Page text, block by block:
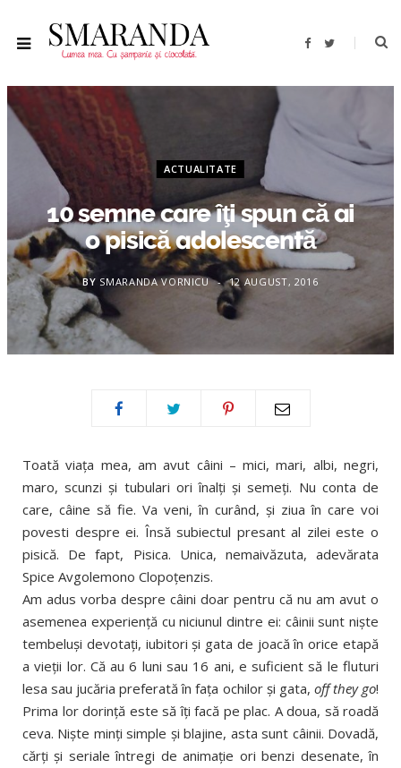
F
b
T
t
ACTUALITATE
10 semne care îţi spun că ai
o pisică adolescentă
BY SMARANDA VORNICU 12 AUGUST, 2016
Toată viaţa mea, am avut câini – mici, mari, albi, negri,
maro, scunzi şi tubulari ori înalţi şi semeţi. Nu conta de
care, câine să fie. Va veni, în curând, şi ziua în care voi
povesti despre ei. Însă subiectul presant al zilei este o
pisică. De fapt, Pisica. Unica, nemaivăzuta, adevărata
Spice Avgolemono Clopoţenzis.
Am adus vorba despre câini doar pentru că nu am avut o
asemenea experienţă cu niciunul dintre ei: câinii sunt nişte
tembeluşi devotaţi, iubitori şi gata de joacă în orice etapă
a vieţii lor. Că au 6 luni sau 16 ani, e suficient să le fluturi
lesa sau jucăria preferată în faţa ochilor şi gata, off they go!
Prima lor dorinţă este să îţi facă pe plac. A doua, să roadă
ceva. Nişte minţi simple şi blajine, asta sunt câinii. Dovadă,
cărţi şi seriale întregi de animaţie ori benzi desenate, în